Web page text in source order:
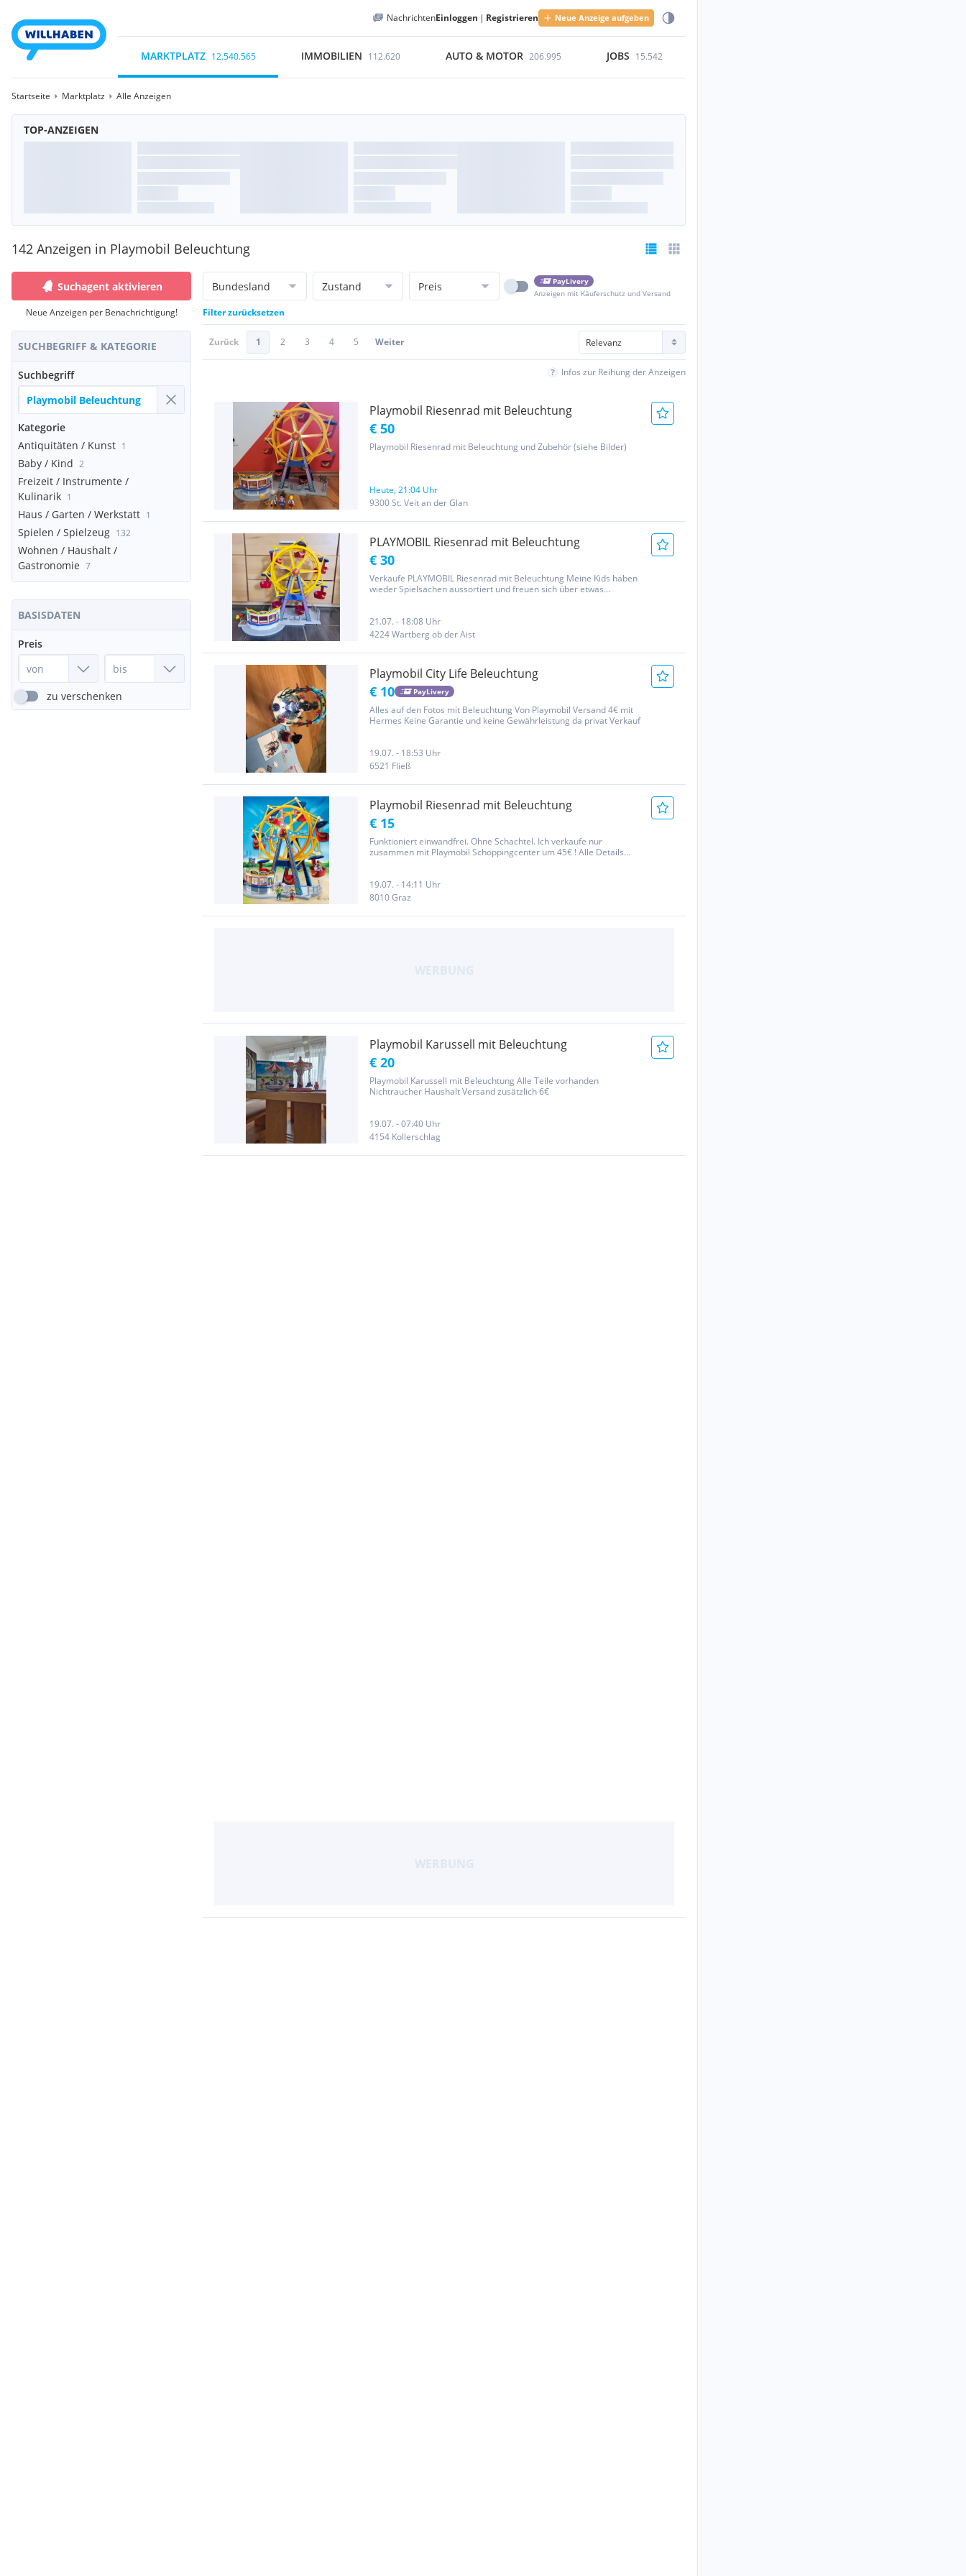
NachrichtenEinloggen | Registrieren Neue Anzeige aufgeben
MARKTPLATZ 12.540.565 IMMOBILIEN 112.620 AUTO & MOTOR 206.995 JOBS 15.542
Startseite Marktplatz Alle Anzeigen
TOP-ANZEIGEN
142 Anzeigen in Playmobil Beleuchtung
Suchagent aktivieren
Neue Anzeigen per Benachrichtigung!
SUCHBEGRIFF & KATEGORIE
Suchbegriff
Kategorie
Antiquitäten / Kunst 1
Baby / Kind 2
Freizeit / Instrumente /
Kulinarik 1
Haus / Garten / Werkstatt 1
Spielen / Spielzeug 132
Wohnen / Haushalt /
Gastronomie 7
BASISDATEN
Preis
zu verschenken
Bundesland Zustand Preis
PayLivery
Anzeigen mit Käuferschutz und Versand
Filter zurücksetzen
Zurück 1 2 3 4 5 Weiter
Infos zur Reihung der Anzeigen
Playmobil Riesenrad mit Beleuchtung
€ 50
Playmobil Riesenrad mit Beleuchtung und Zubehör (siehe Bilder)
Heute, 21:04 Uhr
9300 St. Veit an der Glan
PLAYMOBIL Riesenrad mit Beleuchtung
€ 30
Verkaufe PLAYMOBIL Riesenrad mit Beleuchtung Meine Kids haben
wieder Spielsachen aussortiert und freuen sich über etwas
Riesenrad mit...
21.07. - 18:08 Uhr
4224 Wartberg ob der Aist
Playmobil City Life Beleuchtung
€ 10 PayLivery
Alles auf den Fotos mit Beleuchtung Von Playmobil Versand 4€ mit
Hermes Keine Garantie und keine Gewährleistung da privat Verkauf
19.07. - 18:53 Uhr
6521 Fließ
Playmobil Riesenrad mit Beleuchtung
€ 15
Funktioniert einwandfrei. Ohne Schachtel. Ich verkaufe nur
zusammen mit Playmobil Schoppingcenter um 45€ ! Alle Details
19.07. - 14:11 Uhr
8010 Graz
Playmobil Karussell mit Beleuchtung
€ 20
Playmobil Karussell mit Beleuchtung Alle Teile vorhanden
Nichtraucher Haushalt Versand zusätzlich 6€
19.07. - 07:40 Uhr
4154 Kollerschlag